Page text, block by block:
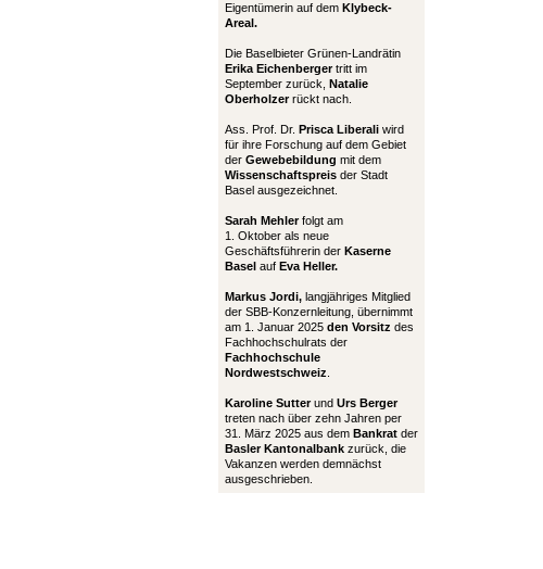
Eigentümerin auf dem Klybeck-
Areal.
Die Baselbieter Grünen-Landrätin
Erika Eichenbergertritt im
September zurück, Natalie
Oberholzerrückt nach.
Ass. Prof. Dr. Prisca Liberali wird
für ihre Forschung auf dem Gebiet
der Gewebebildung mit dem
Wissenschaftspreis der Stadt
Basel ausgezeichnet.
Sarah Mehlerfolgt am
1. Oktober als neue
Geschäftsführerin der Kaserne
Basel auf Eva Heller.
Markus Jordi, langjähriges Mitglied
der SBB-Konzernleitung, übernimmt
am 1. Januar 2025 den Vorsitz des
Fachhochschulrats der
Fachhochschule
Nordwestschweiz
Karoline Sutterund Urs Berger
treten nach über zehn Jahren per
31. März 2025 aus dem Bankrat der
Basler Kantonalbank zurück, die
Vakanzen werden demnächst
ausgeschrieben.